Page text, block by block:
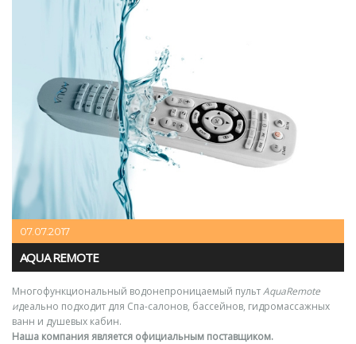
07.07.2017
AQUA REMOTE
Многофункциональный водонепроницаемый пультAquaRemote
идеально подходит для Спа-салонов, бассейнов, гидромассажных
ванн и душевых кабин.
Наша компания является официальным поставщиком.